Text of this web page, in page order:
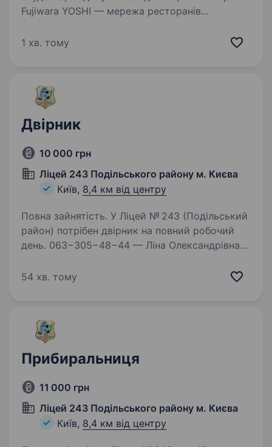
Fujiwara YOSHI — мережа ресторанів
Ми створюємо унікальний гастрономічний
підхід до ресторанного…
1 хв. тому
Двірник
10 000 грн
Ліцей 243 Подільського району м. Києва
Київ, 8,4 км від центру
Повна зайнятість. У Ліцей № 243 (Подільський
район) потрібен двірник на повний робочий
день. 063−305−48−44 — Ліна Олександрівна
54 хв. тому
Прибиральниця
11 000 грн
Ліцей 243 Подільського району м. Києва
Київ, 8,4 км від центру